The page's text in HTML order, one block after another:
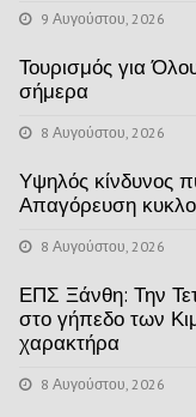
9 Αυγούστου, 2026
Τουρισμός για
σήμερα
8 Αυγούστου, 2026
Υψηλός κίνδυνος
Απαγόρευση
8 Αυγούστου, 2026
ΕΠΣ Ξάνθη: Την
στο γήπεδο των
χαρακτήρα
8 Αυγούστου, 2026